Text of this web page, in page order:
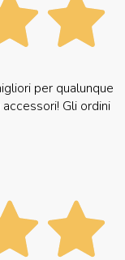
per qualunque
Gli ordini